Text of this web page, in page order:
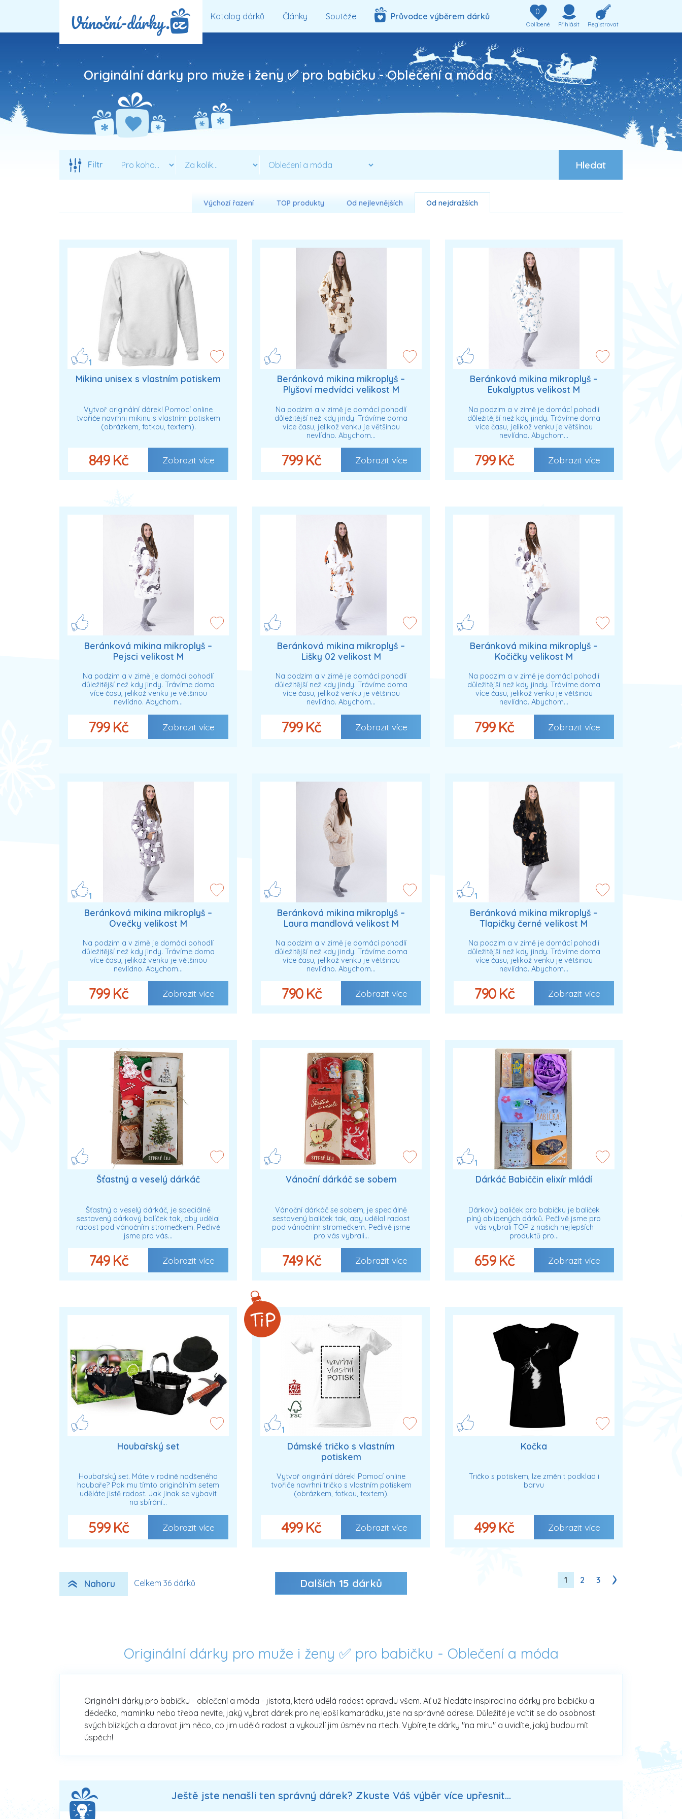
Katalog dárků Články Soutěže Průvodce výběrem dárků 0
Oblíbené Přihlásit Registrovat
Originální dárky pro muže i ženy ✅ pro babičku -Oblečení a móda
Filtr
Výchozí řazení TOP produkty Od nejlevnějších Od nejdražších
1
Mikina unisex s vlastním potiskem
Vytvoř originální dárek! Pomocí online
tvořiče navrhni mikinu s vlastním potiskem
(obrázkem, fotkou, textem).
849 Kč Zobrazit více
Beránková mikina mikroplyš –
Plyšoví medvídci velikost M
Na podzim a v zimě je domácí pohodlí
důležitější než kdy jindy. Trávíme doma
více času, jelikož venku je většinou
nevlídno. Abychom…
799 Kč Zobrazit více
Beránková mikina mikroplyš –
Eukalyptus velikost M
Na podzim a v zimě je domácí pohodlí
důležitější než kdy jindy. Trávíme doma
více času, jelikož venku je většinou
nevlídno. Abychom…
799 Kč Zobrazit více
Beránková mikina mikroplyš –
Pejsci velikost M
Na podzim a v zimě je domácí pohodlí
důležitější než kdy jindy. Trávíme doma
více času, jelikož venku je většinou
nevlídno. Abychom…
799 Kč Zobrazit více
Beránková mikina mikroplyš –
Lišky 02 velikost M
Na podzim a v zimě je domácí pohodlí
důležitější než kdy jindy. Trávíme doma
více času, jelikož venku je většinou
nevlídno. Abychom…
799 Kč Zobrazit více
Beránková mikina mikroplyš –
Kočičky velikost M
Na podzim a v zimě je domácí pohodlí
důležitější než kdy jindy. Trávíme doma
více času, jelikož venku je většinou
nevlídno. Abychom…
799 Kč Zobrazit více
1
Beránková mikina mikroplyš –
Ovečky velikost M
Na podzim a v zimě je domácí pohodlí
důležitější než kdy jindy. Trávíme doma
více času, jelikož venku je většinou
nevlídno. Abychom…
799 Kč Zobrazit více
Beránková mikina mikroplyš –
Laura mandlová velikost M
Na podzim a v zimě je domácí pohodlí
důležitější než kdy jindy. Trávíme doma
více času, jelikož venku je většinou
nevlídno. Abychom…
790 Kč Zobrazit více
1
Beránková mikina mikroplyš –
Tlapičky černé velikost M
Na podzim a v zimě je domácí pohodlí
důležitější než kdy jindy. Trávíme doma
více času, jelikož venku je většinou
nevlídno. Abychom…
790 Kč Zobrazit více
Šťastný a veselý dárkáč
Šťastný a veselý dárkáč, je speciálně
sestavený dárkový balíček tak, aby udělal
radost pod vánočním stromečkem. Pečlivě
jsme pro vás…
749 Kč Zobrazit více
Vánoční dárkáč se sobem
Vánoční dárkáč se sobem, je speciálně
sestavený balíček tak, aby udělal radost
pod vánočním stromečkem. Pečlivě jsme
pro vás vybrali…
749 Kč Zobrazit více
1
Dárkáč Babiččin elixír mládí
Dárkový baliček pro babičku je balíček
plný oblíbených dárků. Pečlivě jsme pro
vás vybrali TOP z našich nejlepších
produktů pro…
659 Kč Zobrazit více
Houbařský set
Houbařský set. Máte v rodině nadšeného
houbaře? Pak mu tímto originálním setem
uděláte jistě radost. Jak jinak se vybavit
na sbírání…
599 Kč Zobrazit více
1
Dámské tričko s vlastním
potiskem
Vytvoř originální dárek! Pomocí online
tvořiče navrhni tričko s vlastním potiskem
(obrázkem, fotkou, textem).
499 Kč Zobrazit více
Kočka
Tričko s potiskem, lze změnit podklad i
barvu
499 Kč Zobrazit více
Nahoru Celkem 36 dárků Dalších 15 dárků 1 2 3
Originální dárky pro muže i ženy ✅ pro babičku - Oblečení a móda
Originální dárky pro babičku - oblečení a móda - jistota, která udělá radost opravdu všem. Ať už hledáte inspiraci na dárky pro babičku a
dědečka, maminku nebo třeba nevíte, jaký vybrat dárek pro nejlepší kamarádku, jste na správné adrese. Důležité je vcítit se do osobnosti
svých blízkých a darovat jim něco, co jim udělá radost a vykouzlí jim úsměv na rtech. Vybírejte dárky "na míru" a uvidíte, jaký budou mít
úspěch!
Ještě jste nenašli ten správný dárek? Zkuste Váš výběr více upřesnit...